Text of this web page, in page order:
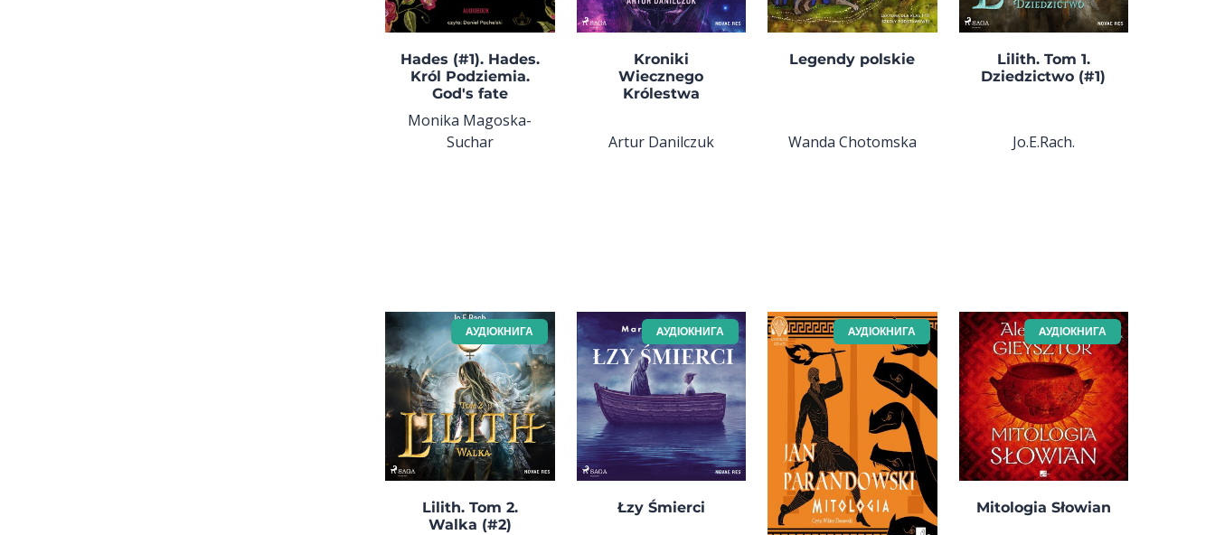
Hades (#1). Hades.
Król Podziemia.
God's fate
Monika Magoska-
Suchar
Kroniki
Wiecznego
Królestwa
Artur Danilczuk
Legendy polskie
Wanda Chotomska
Lilith. Tom 1.
Dziedzictwo (#1)
Jo.E.Rach.
AУДІОКНИГА
Lilith. Tom 2.
Walka (#2)
AУДІОКНИГА
Łzy Śmierci
AУДІОКНИГА AУДІОКНИГА
Mitologia Słowian